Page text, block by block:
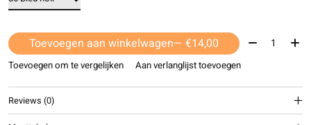
Toevoegen aan winkelwagen — €14,00 Aantal:
Toevoegen om te vergelijken Aan verlanglijst toevoegen
Reviews (0)